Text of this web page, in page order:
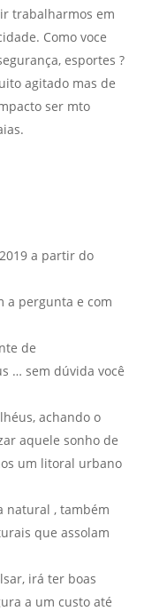
trabalharmos em
Como voce
esportes ?
agitado mas de
ser mto
a partir do
a pergunta e com
de
… sem dúvida você
achando o
aquele sonho de
um litoral urbano
natural , também
que assolam
irá ter boas
a um custo até